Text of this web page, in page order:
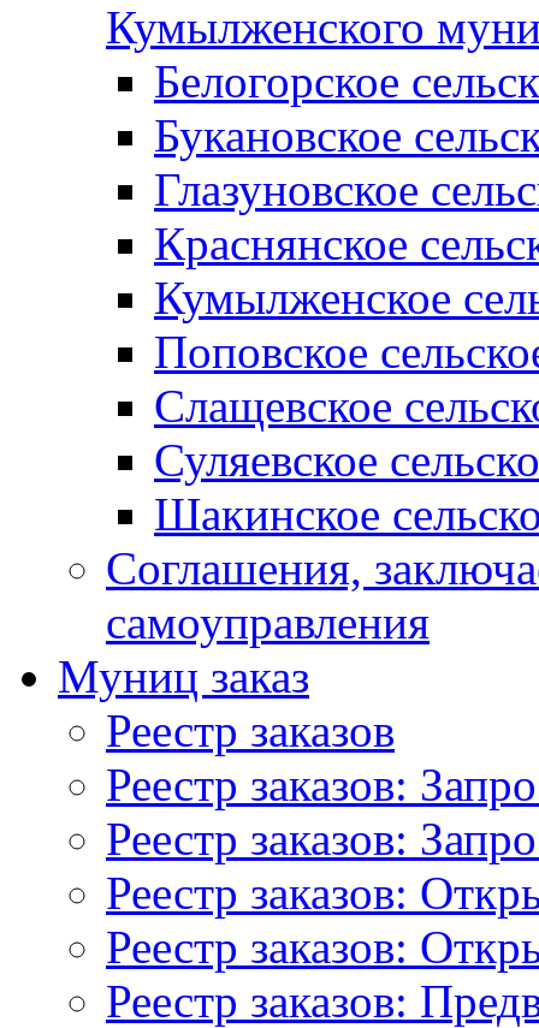
Кумылженского
Белогорское
Букановское
Глазуновское
Краснянское
Кумылженское
Поповское
Слащевское
Суляевское
Шакинское
Соглашения,
самоуправления
Муниц заказ
Реестр заказов
Реестр заказов:
Реестр заказов:
Реестр заказов:
Реестр заказов:
Реестр заказов: